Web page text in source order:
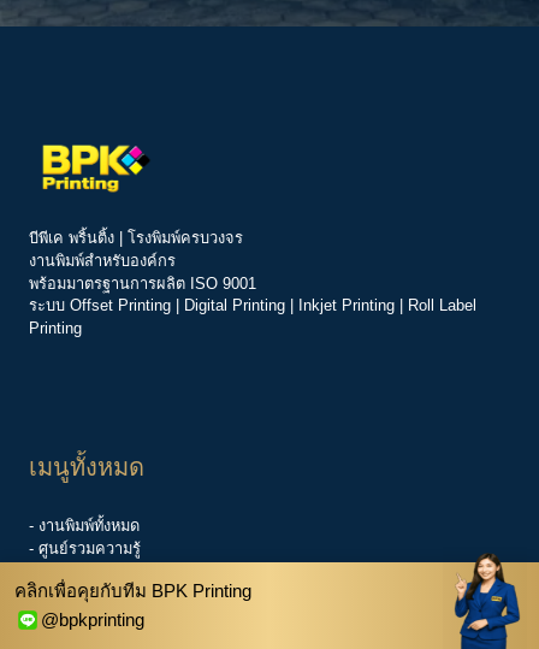
บีพีเค พริ้นติ้ง | โรงพิมพ์ครบวงจร
งานพิมพ์สำหรับองค์กร
พร้อมมาตรฐานการผลิต ISO 9001
ระบบ Offset Printing Digital Printing Inkjet Printing
Roll Label
Printing
เมนูทั้งหมด
- งานพิมพ์ทั้งหมด
- ศูนย์รวมความรู้
-ศูนย์ช่วยเหลือ
- เกี่ยวกับเรา
คลิกเพื่อคุยกับทีม BPK Printing
@bpkprinting